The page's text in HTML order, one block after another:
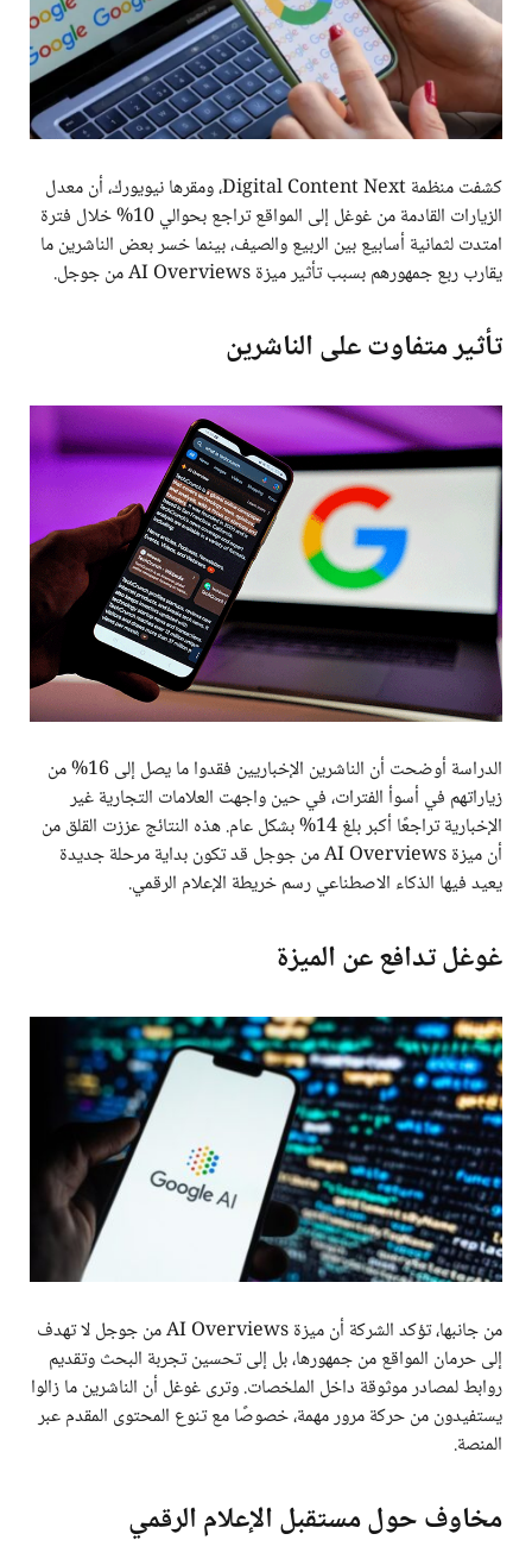
كشفت منظمة Digital Content Next، ومقرها نيويورك، أن معدل
الزيارات القادمة من غوغل إلى المواقع تراجع بحوالي 10% خلال فترة
امتدت لثمانية أسابيع بين الربيع والصيف، بينما خسر بعض الناشرين ما
يقارب ربع جمهورهم بسبب تأثير ميزة AI Overviews من جوجل.
تأثير متفاوت على الناشرين
الدراسة أوضحت أن الناشرين الإخباريين فقدوا ما يصل إلى 16% من
زياراتهم في أسوأ الفترات، في حين واجهت العلامات التجارية غير
الإخبارية تراجعًا أكبر بلغ 14% بشكل عام. هذه النتائج عززت القلق من
أن ميزة AI Overviews من جوجل قد تكون بداية مرحلة جديدة
يعيد فيها الذكاء الاصطناعي رسم خريطة الإعلام الرقمي.
غوغل تدافع عن الميزة
من جانبها، تؤكد الشركة أن ميزة AI Overviews من جوجل لا تهدف
إلى حرمان المواقع من جمهورها، بل إلى تحسين تجربة البحث وتقديم
روابط لمصادر موثوقة داخل الملخصات. وترى غوغل أن الناشرين ما زالوا
يستفيدون من حركة مرور مهمة، خصوصًا مع تنوع المحتوى المقدم عبر
المنصة.
مخاوف حول مستقبل الإعلام الرقمي